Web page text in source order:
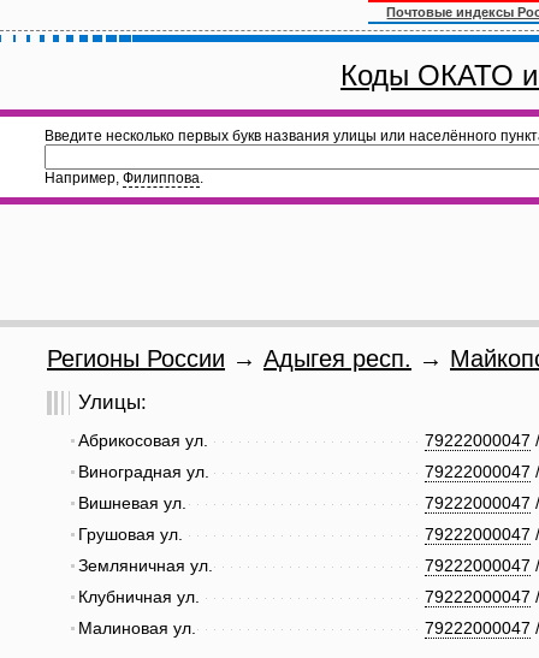
Почтовые индексы
Коды ОКАТО
Введите несколько первых букв названия улицы или населённого
Например, Филиппова.
Регионы России → Адыгея респ. →
Улицы:
79222000047
Абрикосовая ул.
79222000047
Виноградная ул.
79222000047
Вишневая ул.
79222000047
Грушовая ул.
79222000047
Земляничная ул.
79222000047
Клубничная ул.
79222000047
Малиновая ул.